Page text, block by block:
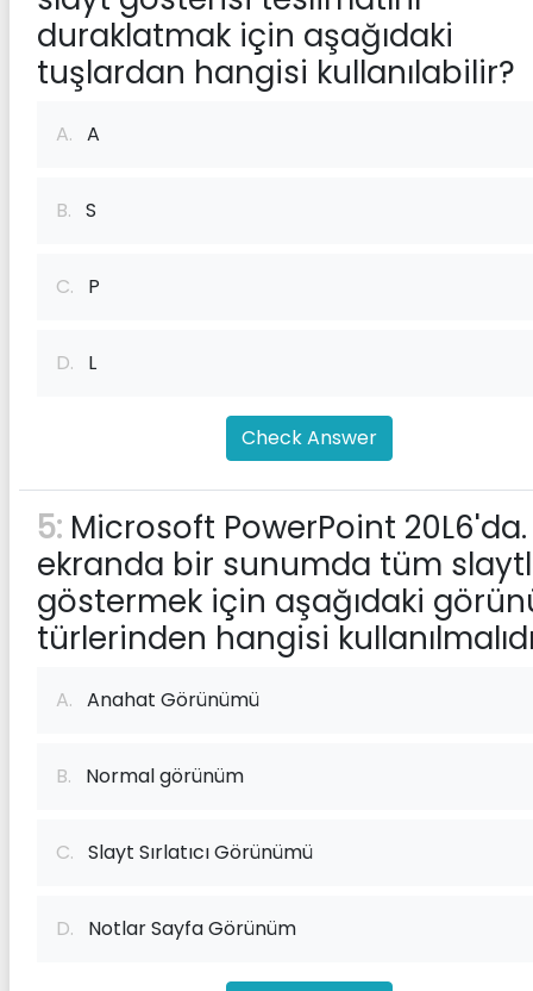
duraklatmak için aşağıdaki
tuşlardan hangisi kullanılabilir?
A. A
B. S
C. P
D. L
Check Answer
5: Microsoft PowerPoint
ekranda bir sunumda tüm
göstermek için aşağıdaki
türlerinden hangisi
A. Anahat Görünümü
B. Normal görünüm
C. Slayt Sırlatıcı Görünümü
D. Notlar Sayfa Görünüm